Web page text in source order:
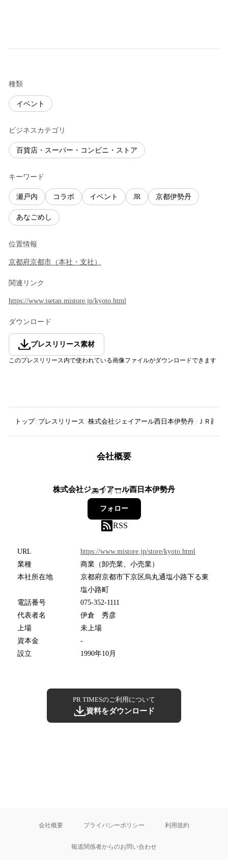
種類
イベント
ビジネスカテゴリ
百貨店・スーパー・コンビニ・ストア
キーワード
瀬戸内 コラボ イベント JR 京都伊勢丹
あなごめし
位置情報
京都府京都市 （本社・支社 ）
関連リンク
https://www.isetan.mistore.jp/kyoto.html
ダウンロード
プレスリリース素材
このプレスリリース内で使われている画像ファイルがダウンロードできます
トップ プレスリリース 株式会社ジェイアール西日本伊勢丹 ＪＲ西
会社概要
株式会社ジェイアール西日本伊勢丹
28フォロワー
フォロー
RSS
URL
https://www.mistore.jp/store/kyoto.html
業種
商業（卸売業、小売業）
本社所在地
京都府京都市下京区烏丸通塩小路下る東
塩小路町
電話番号
075-352-1111
代表者名
伊倉 秀彦
上場
未上場
資本金
-
設立
1990年10月
PR TIMESのご利用について
資料をダウンロード
会社概要 プライバシーポリシー 利用規約
報道関係者からのお問い合わせ